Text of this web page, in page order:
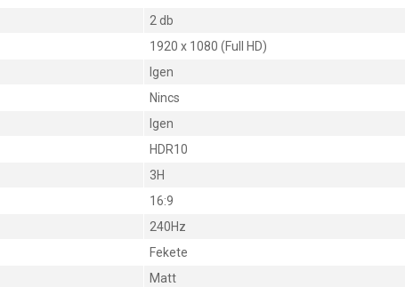
2 db
1920 x 1080 (Full HD)
Igen
Nincs
Igen
HDR10
3H
16:9
240Hz
Fekete
Matt